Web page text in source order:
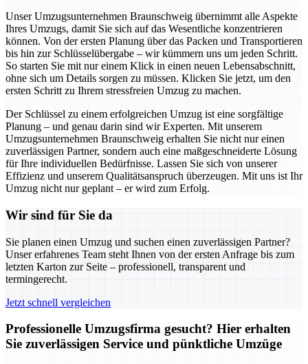
Unser Umzugsunternehmen Braunschweig übernimmt alle Aspekte
Ihres Umzugs, damit Sie sich auf das Wesentliche konzentrieren
können. Von der ersten Planung über das Packen und Transportieren
bis hin zur Schlüsselübergabe – wir kümmern uns um jeden Schritt.
So starten Sie mit nur einem Klick in einen neuen Lebensabschnitt,
ohne sich um Details sorgen zu müssen. Klicken Sie jetzt, um den
ersten Schritt zu Ihrem stressfreien Umzug zu machen.
Der Schlüssel zu einem erfolgreichen Umzug ist eine sorgfältige
Planung – und genau darin sind wir Experten. Mit unserem
Umzugsunternehmen Braunschweig erhalten Sie nicht nur einen
zuverlässigen Partner, sondern auch eine maßgeschneiderte Lösung
für Ihre individuellen Bedürfnisse. Lassen Sie sich von unserer
Effizienz und unserem Qualitätsanspruch überzeugen. Mit uns ist Ihr
Umzug nicht nur geplant – er wird zum Erfolg.
Wir sind für Sie da
Sie planen einen Umzug und suchen einen zuverlässigen Partner?
Unser erfahrenes Team steht Ihnen von der ersten Anfrage bis zum
letzten Karton zur Seite – professionell, transparent und
termingerecht.
Jetzt schnell vergleichen
Professionelle Umzugsfirma gesucht? Hier erhalten
Sie zuverlässigen Service und pünktliche Umzüge